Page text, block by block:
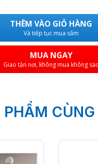
THÊM VÀO GIỎ HÀNG
Và tiếp tục mua sắm
MUA NGAY
Giao tận nơi, không mua không
PHẨM